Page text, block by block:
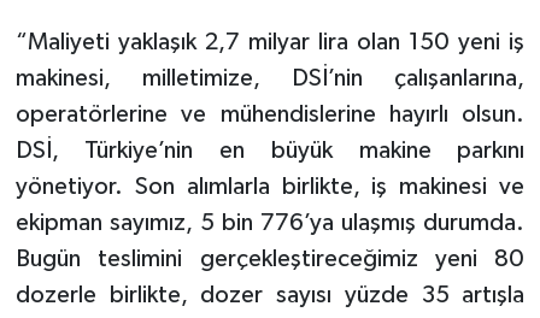
“Maliyeti yaklaşık 2,7 milyar lira olan 150 yeni iş
makinesi, milletimize, DSİ’nin çalışanlarına,
operatörlerine ve mühendislerine hayırlı olsun.
DSİ, Türkiye’nin en büyük makine parkını
yönetiyor. Son alımlarla birlikte, iş makinesi ve
ekipman sayımız, 5 bin 776’ya ulaşmış durumda.
Bugün teslimini gerçekleştireceğimiz yeni 80
dozerle birlikte, dozer sayısı yüzde 35 artışla